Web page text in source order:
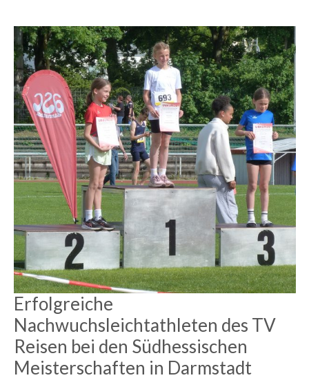
Erfolgreiche
Nachwuchsleichtathleten des TV
Reisen bei den Südhessischen
Meisterschaften in Darmstadt